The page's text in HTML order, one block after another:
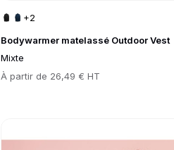
Bodywarmer matelassé Outdoor Vest
Mixte
Prix
À partir de 26,49 € HT
+2